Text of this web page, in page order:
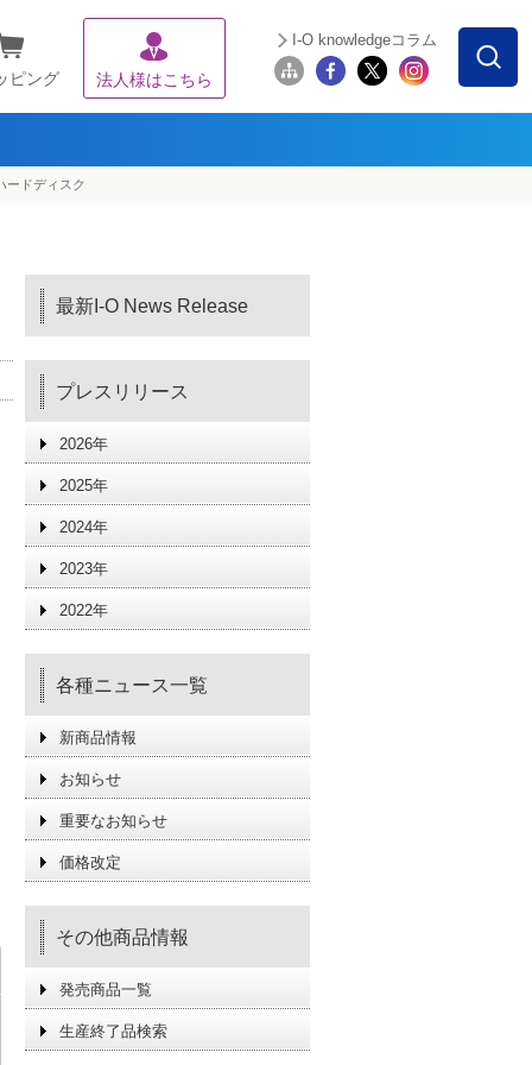
ピング 法人様はこちら
I-O knowledgeコラム
ードディスク
最新I-O News Release
プレスリリース
2026年
2025年
2024年
2023年
2022年
各種ニュース一覧
新商品情報
お知らせ
重要なお知らせ
価格改定
その他商品情報
発売商品一覧
生産終了品検索